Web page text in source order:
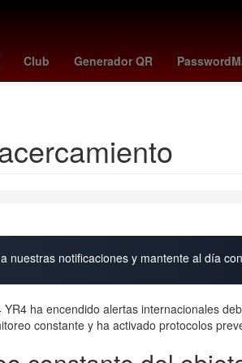
Club Generador QR
juega pumas vs pachuca swatch x ap
nuestras notificaciones y mantente al día
YR4 ha encendido alertas internacionales
constante y ha activado protocolos